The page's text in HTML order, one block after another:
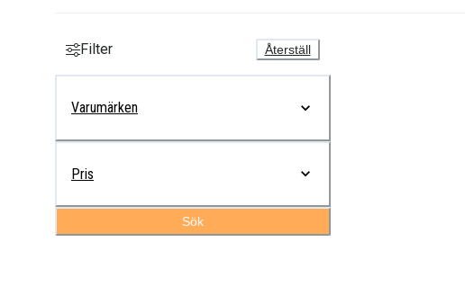
Filter Återställ
Varumärken
Pris
Sök